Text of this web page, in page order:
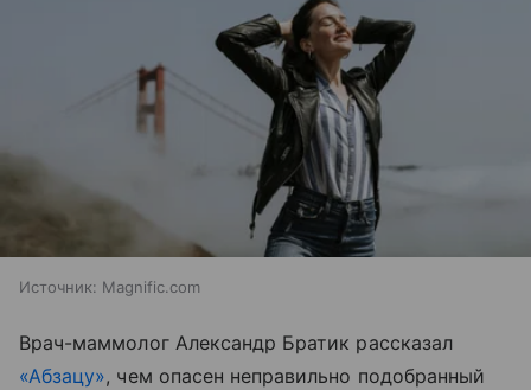
Источник: Magnific.com
Врач-маммолог Александр Братик рассказал
«Абзацу», чем опасен неправильно подобранный